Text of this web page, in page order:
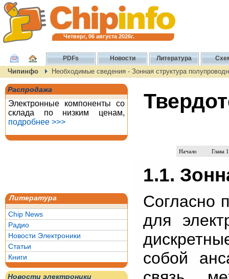
Четверг, 06 августа 2026г.
PDFs Новости Литература
Чипинфо Необходимые сведения - Зонная структура
Распродажа
Электронные компоненты со
склада по низким ценам,
подробнее >>>
Литература
Chip News
Радио
Новости Электроники
Статьи
Книги
Новости электроники
Начало Глава 1
1.1.
Согласно
для
собой